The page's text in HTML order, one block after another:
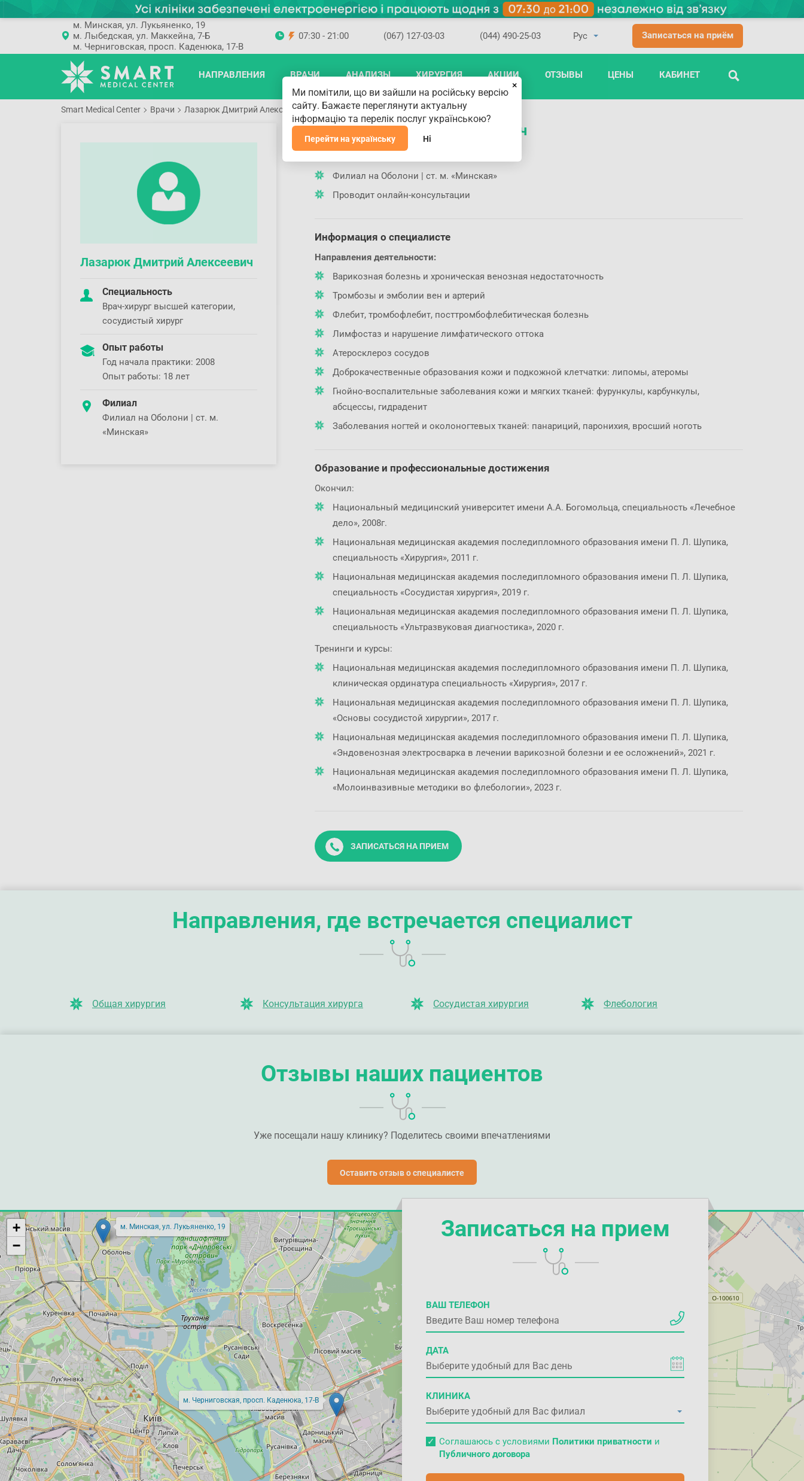
ПОИСК
м. Минская, ул. Лукьяненко, 19
м. Лыбедская, ул. Маккейна, 7-Б
м. Черниговская, просп. Каденюка, 17-В
07:30 - 21:00 (067) 127-03-03 (044) 490-25-03 Записаться на приём
НАПРАВЛЕНИЯ ВРАЧИ АНАЛИЗЫ ХИРУРГИЯ АКЦИИ ОТЗЫВЫ ЦЕНЫ КАБИНЕТ
Smart Medical Center Врачи Лазарюк Дмитрий Алексеевич
Лазарюк Дмитрий Алексеевич
Специальность
Врач-хирург высшей категории,
сосудистый хирург
Опыт работы
Год начала практики: 2008
Опыт работы: 18 лет
Филиал
Филиал на Оболони | ст. м.
«Минская»
Лазарюк Дмитрий Алексеевич
Филиал на Оболони | ст. м. «Минская»
Проводит онлайн-консультации
Информация о специалисте
Направления деятельности:
Варикозная болезнь и хроническая венозная недостаточность
Тромбозы и эмболии вен и артерий
Флебит, тромбофлебит, посттромбофлебитическая болезнь
Лимфостаз и нарушение лимфатического оттока
Атеросклероз сосудов
Доброкачественные образования кожи и подкожной клетчатки: липомы, атеромы
Гнойно-воспалительные заболевания кожи и мягких тканей: фурункулы, карбункулы,
абсцессы, гидраденит
Заболевания ногтей и околоногтевых тканей: панариций, паронихия, вросший ноготь
Образование и профессиональные достижения
Окончил:
Национальный медицинский университет имени А.А. Богомольца, специальность «Лечебное
дело», 2008г.
Национальная медицинская академия последипломного образования имени П. Л. Шупика,
специальность «Хирургия», 2011 г.
Национальная медицинская академия последипломного образования имени П. Л. Шупика,
специальность «Сосудистая хирургия», 2019 г.
Национальная медицинская академия последипломного образования имени П. Л. Шупика,
специальность «Ультразвуковая диагностика», 2020 г.
Тренинги и курсы:
Национальная медицинская академия последипломного образования имени П. Л. Шупика,
клиническая ординатура специальность «Хирургия», 2017 г.
Национальная медицинская академия последипломного образования имени П. Л. Шупика,
«Основы сосудистой хирургии», 2017 г.
Национальная медицинская академия последипломного образования имени П. Л. Шупика,
«Эндовенозная электросварка в лечении варикозной болезни и ее осложнений», 2021 г.
Национальная медицинская академия последипломного образования имени П. Л. Шупика,
«Молоинвазивные методики во флебологии», 2023 г.
ЗАПИСАТЬСЯ НА ПРИЕМ
Направления, где встречается специалист
Общая хирургия Консультация хирурга Сосудистая хирургия Флебология
Отзывы наших пациентов
Уже посещали нашу клинику? Поделитесь своими впечатлениями
Оставить отзыв о специалисте
Записаться на прием
ВАШ ТЕЛЕФОН
ДАТА
КЛИНИКА
Соглашаюсь с условиями Политики приватности и
Публичного договора
м. Минская, ул. Лукьяненко, 19
м. Черниговская, просп. Каденюка, 17-В
+
−
×
Ми помітили, що ви зайшли на російську версію
сайту. Бажаєте переглянути актуальну
інформацію та перелік послуг українською?
Перейти на українську Ні